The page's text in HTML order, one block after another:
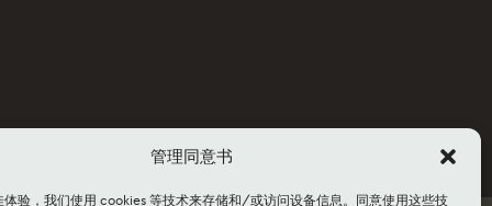
管理同意书
体验，我们使用 cookies 等技术来存储和/或访问设备信息。同意使用这些技